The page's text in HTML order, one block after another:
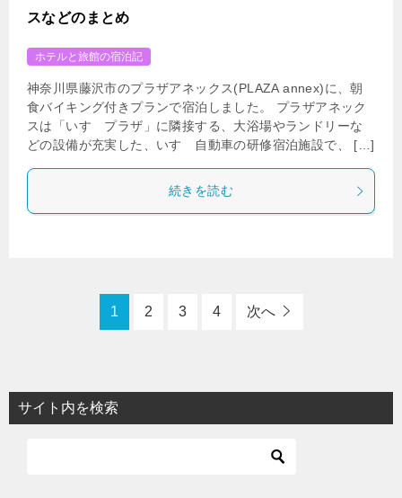
スなどのまとめ
ホテルと旅館の宿泊記
神奈川県藤沢市のプラザアネックス(PLAZA annex)に、朝
食バイキング付きプランで宿泊しました。 プラザアネック
スは「いすゞプラザ」に隣接する、大浴場やランドリーな
どの設備が充実した、いすゞ自動車の研修宿泊施設で、 […]
続きを読む
1 2 3 4 次へ
サイト内を検索